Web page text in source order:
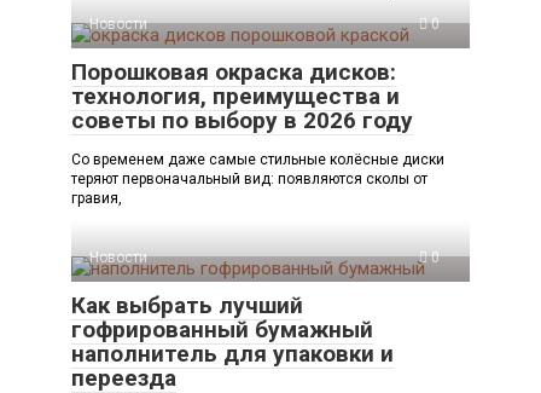
Новости 0
Порошковая окраска дисков:
технология, преимущества и
советы по выбору в 2026 году
Со временем даже самые стильные колёсные диски
теряют первоначальный вид: появляются сколы от
гравия,
Новости 0
Как выбрать лучший
гофрированный бумажный
наполнитель для упаковки и
переезда